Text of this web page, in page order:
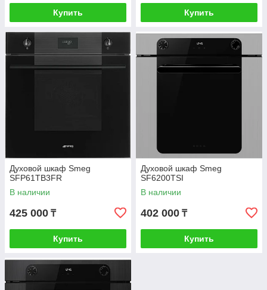
Купить Купить
Духовой шкаф Smeg
SFP61TB3FR
В наличии
425 000 ₸
Купить
Духовой шкаф Smeg
SF6200TSI
В наличии
402 000 ₸
Купить